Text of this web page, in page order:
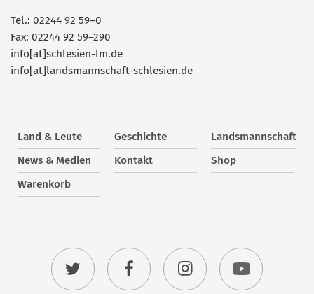
Tel.: 02244 92 59–0
Fax: 02244 92 59–290
info[at]schlesien-lm.de
info[at]landsmannschaft-schlesien.de
Land & Leute Geschichte
Landsmannschaft
News & Medien
Kontakt
Shop
Warenkorb